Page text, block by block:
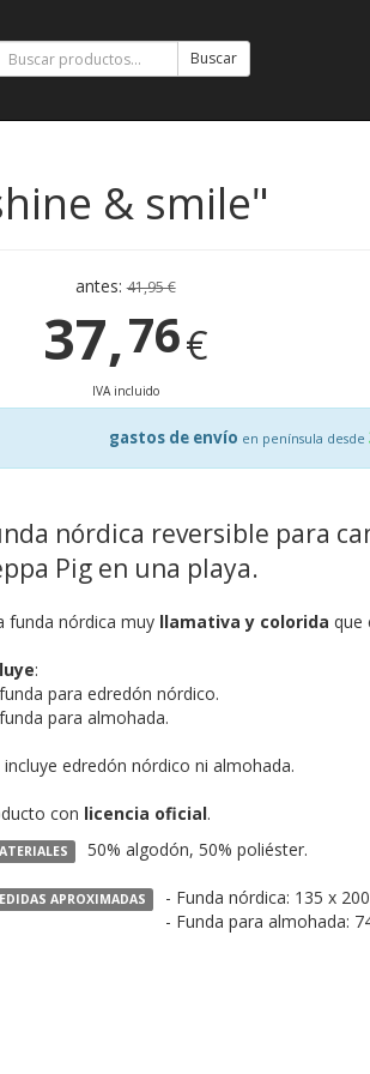
Buscar
& smile"
antes:41,95 €
37,76€
IVA incluido
gastos de envío en península desde
nórdica reversible para
Pig en una playa.
funda nórdica muy llamativa y colorida que
:
para edredón nórdico.
para almohada.
incluye edredón nórdico ni almohada.
con licencia oficial.
50% algodón, 50% poliéster.
APROXIMADAS
- Funda nórdica: 135 x
- Funda para almohada: